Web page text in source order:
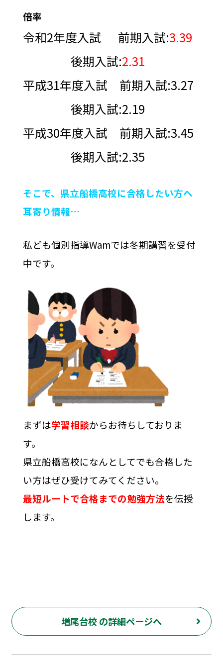
倍率
令和2年度入試 前期入試:3.39
後期入試:2.31
平成31年度入試 前期入試:3.27
後期入試:2.19
平成30年度入試 前期入試:3.45
後期入試:2.35
そこで、県立船橋高校に合格したい方へ
耳寄り情報…
私ども個別指導Wamでは冬期講習を受付
中です。
まずは学習相談からお待ちしておりま
す。
県立船橋高校になんとしてでも合格した
い方はぜひ受けてみてください。
最短ルートで合格までの勉強方法を伝授
します。
増尾台校 の詳細ページへ